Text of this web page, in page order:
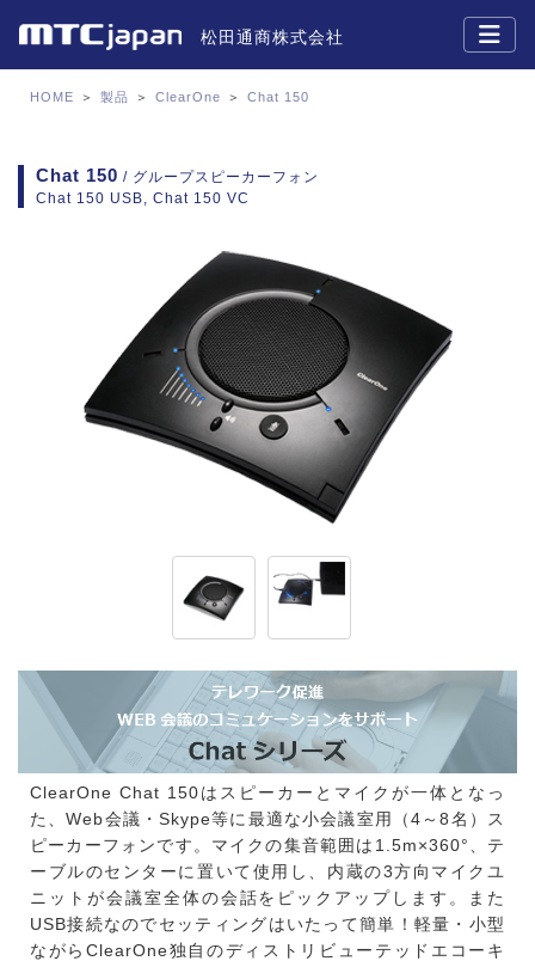
松田通商株式会社
HOME ＞ 製品 ＞ ClearOne ＞ Chat 150
Chat 150 / グループスピーカーフォン
Chat 150 USB, Chat 150 VC
ClearOne Chat 150はスピーカーとマイクが一体となっ
た、Web会議・Skype等に最適な小会議室用（4～8名）ス
ピーカーフォンです。マイクの集音範囲は1.5m×360°、テ
ーブルのセンターに置いて使用し、内蔵の3方向マイクユ
ニットが会議室全体の会話をピックアップします。また
USB接続なのでセッティングはいたって簡単！軽量・小型
ながらClearOne独自のディストリビューテッドエコーキ